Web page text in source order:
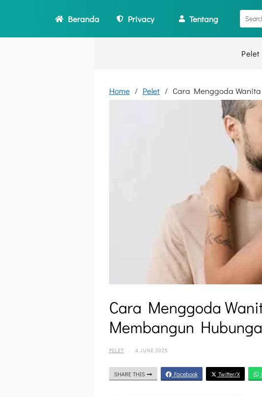
Beranda Privacy Tentang
Pelet
Home Pelet Cara Menggoda
Cara Menggoda
Membangun
PELET · 4 JUNE 2025
SHARE THIS Facebook Twitter/X